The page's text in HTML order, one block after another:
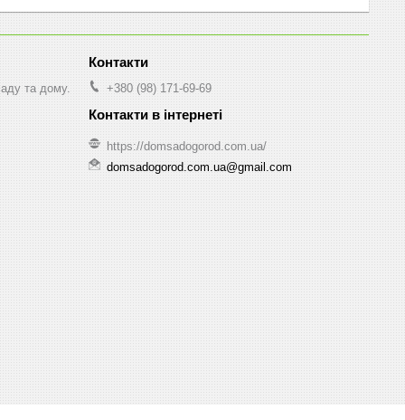
та дому. +380 (98) 171-69-69
https://domsadogorod.com.ua/
domsadogorod.com.ua@gmail.com